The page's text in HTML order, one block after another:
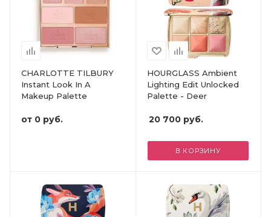
CHARLOTTE TILBURY
Instant Look In A
Makeup Palette
от 0 руб.
HOURGLASS Ambient
Lighting Edit Unlocked
Palette - Deer
20 700руб.
В КОРЗИНУ